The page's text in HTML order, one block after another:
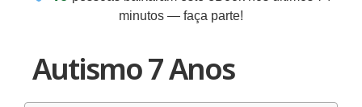
minutos — faça parte!
Autismo 7 Anos